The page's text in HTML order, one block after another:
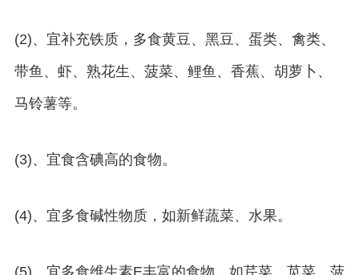
(2)、宜补充铁质，多食黄豆、黑豆、蛋类、禽类、
带鱼、虾、熟花生、菠菜、鲤鱼、香蕉、胡萝卜、
马铃薯等。
(3)、宜食含碘高的食物。
(4)、宜多食碱性物质，如新鲜蔬菜、水果。
(5)、宜多食维生素E丰富的食物，如芹菜、苋菜、菠